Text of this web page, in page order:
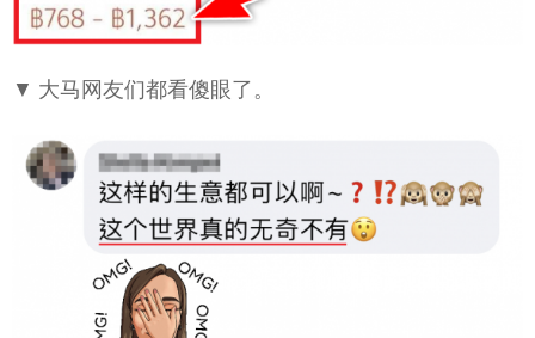
▼ 大马网友们都看傻眼了。